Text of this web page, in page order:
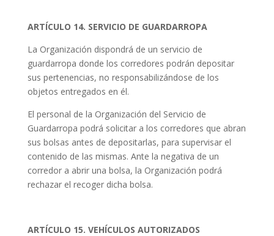
ARTÍCULO 14. SERVICIO DE GUARDARROPA
La Organización dispondrá de un servicio de
guardarropa donde los corredores podrán depositar
sus pertenencias, no responsabilizándose de los
objetos entregados en él.
El personal de la Organización del Servicio de
Guardarropa podrá solicitar a los corredores que abran
sus bolsas antes de depositarlas, para supervisar el
contenido de las mismas. Ante la negativa de un
corredor a abrir una bolsa, la Organización podrá
rechazar el recoger dicha bolsa.
ARTÍCULO 15. VEHÍCULOS AUTORIZADOS